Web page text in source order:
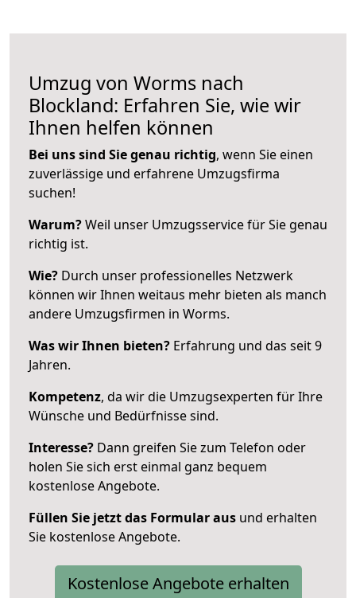
Umzug von Worms nach
Blockland: Erfahren Sie, wie wir
Ihnen helfen können
Bei uns sind Sie genau richtig, wenn Sie einen
zuverlässige und erfahrene Umzugsfirma
suchen!
Warum?Weil unser Umzugsservice für Sie genau
richtig ist.
Wie? Durch unser professionelles Netzwerk
können wir Ihnen weitaus mehr bieten als manch
andere Umzugsfirmen in Worms.
Was wir Ihnen bieten? Erfahrung und das seit 9
Jahren.
Kompetenz, da wir die Umzugsexperten für Ihre
Wünsche und Bedürfnisse sind.
Interesse? Dann greifen Sie zum Telefon oder
holen Sie sich erst einmal ganz bequem
kostenlose Angebote.
Füllen Sie jetzt das Formular aus und erhalten
Sie kostenlose Angebote.
Kostenlose Angebote erhalten